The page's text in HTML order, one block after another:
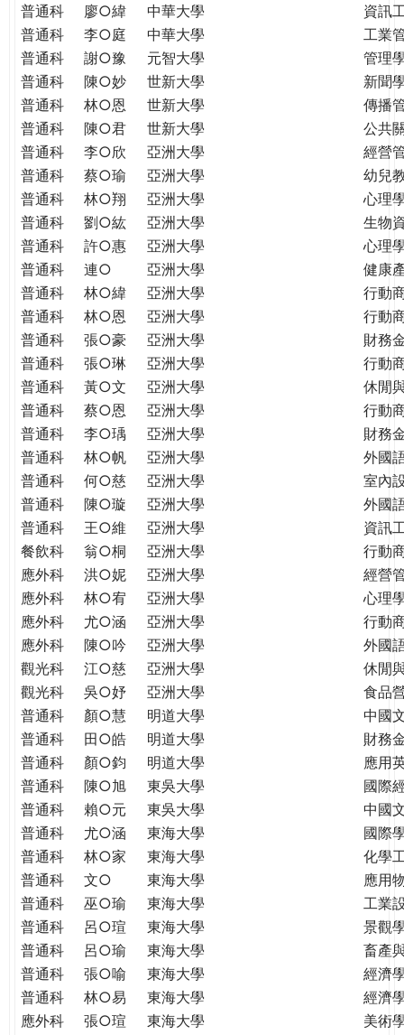
普通科
廖○緯 中華大學
資訊
普通科
李○庭 中華大學
工業
普通科
謝○豫 元智大學
管理
普通科
陳○妙 世新大學
新聞
普通科
林○恩 世新大學
傳播
普通科
陳○君 世新大學
公共
普通科
李○欣 亞洲大學
經營
普通科
蔡○瑜 亞洲大學
幼兒
普通科
林○翔 亞洲大學
心理
普通科
劉○紘 亞洲大學
生物
普通科
許○惠 亞洲大學
心理
普通科
連○ 亞洲大學
健康
普通科
林○緯 亞洲大學
行動
普通科
林○恩 亞洲大學
行動
普通科
張○豪 亞洲大學
財務
普通科
張○琳 亞洲大學
行動
普通科
黃○文 亞洲大學
休閒
普通科
蔡○恩 亞洲大學
行動
普通科
李○瑀 亞洲大學
財務
普通科
林○帆 亞洲大學
外國
普通科
何○慈 亞洲大學
室內
普通科
陳○璇 亞洲大學
外國
普通科
王○維 亞洲大學
資訊
餐飲科
翁○桐 亞洲大學
行動
應外科
洪○妮 亞洲大學
經營
應外科
林○宥 亞洲大學
心理
應外科
尤○涵 亞洲大學
行動
應外科
陳○吟 亞洲大學
外國
觀光科
江○慈 亞洲大學
休閒
觀光科
吳○妤 亞洲大學
食品
普通科
顏○慧 明道大學
中國
普通科
田○皓 明道大學
財務
普通科
顏○鈞 明道大學
應用
普通科
陳○旭 東吳大學
國際
普通科
賴○元 東吳大學
中國
普通科
尤○涵 東海大學
國際
普通科
林○家 東海大學
化學
普通科
文○ 東海大學
應用
普通科
巫○瑜 東海大學
工業
普通科
呂○瑄 東海大學
景觀
普通科
呂○瑜 東海大學
畜產
普通科
張○喻 東海大學
經濟
普通科
林○易 東海大學
經濟
應外科
張○瑄 東海大學
美術